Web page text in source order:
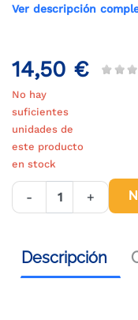
Ver descripción
14,50 €
No hay
suficientes
unidades de
este producto
en stock
- +
Descripción